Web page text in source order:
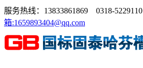
服务热线：13833861869 0318-5229110
箱:1659893404@qq.com